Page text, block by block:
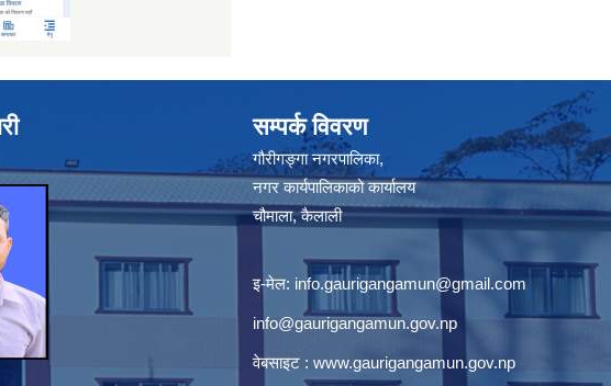
सम्पर्क विवरण
गौरीगङ्गा नगरपालिका,
नगर कार्यपालिकाको कार्यालय
चौमाला, कैलाली
इ-मेल: info.gaurigangamun@gmail.com
info@gaurigangamun.gov.np
वेबसाइट : www.gaurigangamun.gov.np